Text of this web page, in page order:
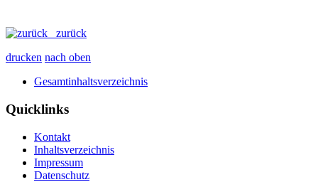
zurück
drucken nach oben
Gesamtinhaltsverzeichnis
Quicklinks
Kontakt
Inhaltsverzeichnis
Impressum
Datenschutz